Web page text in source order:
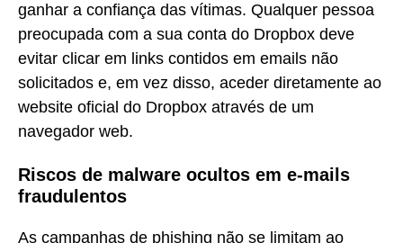
ganhar a confiança das vítimas. Qualquer pessoa
preocupada com a sua conta do Dropbox deve
evitar clicar em links contidos em emails não
solicitados e, em vez disso, aceder diretamente ao
website oficial do Dropbox através de um
navegador web.
Riscos de malware ocultos em e-mails
fraudulentos
As campanhas de phishing não se limitam ao